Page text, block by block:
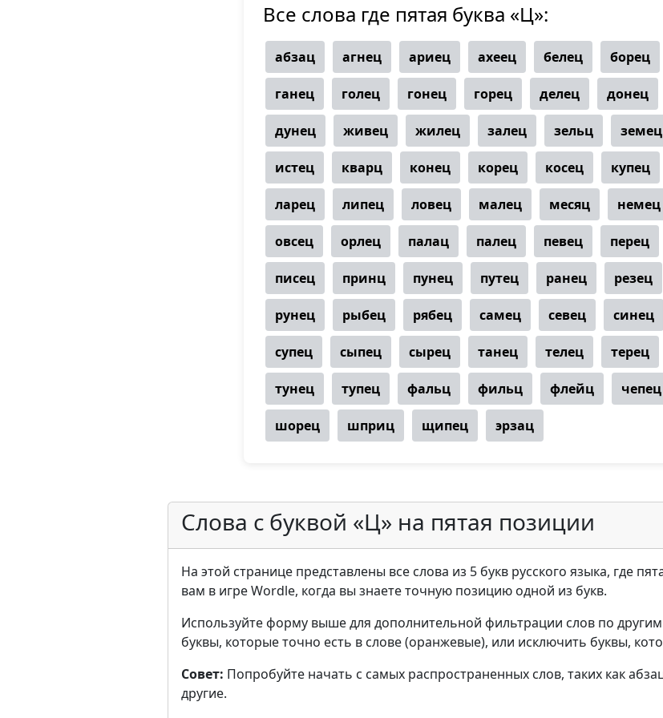
Все слова где пятая буква «Ц»:
абзац агнец ариец ахеец белец борец
ганец голец гонец горец делец донец
дунец живец жилец залец зельц земец
истец кварц конец корец косец купец
ларец липец ловец малец месяц немец
овсец орлец палац палец певец перец
писец принц пунец путец ранец резец
рунец рыбец рябец самец севец синец
супец сыпец сырец танец телец терец
тунец тупец фальц фильц флейц чепец
шорец шприц щипец эрзац
Слова с буквой «Ц» на пятая позиции
На этой странице представлены все слова из 5 букв русского языка, где
вам в игре Wordle, когда вы знаете точную позицию одной из букв.
Используйте форму выше для дополнительной фильтрации слов по
буквы, которые точно есть в слове (оранжевые), или исключить буквы,
Совет: Попробуйте начать с самых распространенных слов, таких как
другие.